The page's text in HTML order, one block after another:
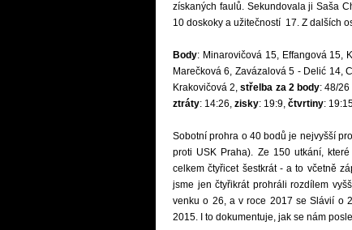
získaných faulů. Sekundovala ji Saša
10 doskoky a užitečností 17. Z dalších
Body: Minarovičová 15, Effangová 15,
Marečková 6, Zavázalová 5 - Delić 14,
Krakovičová 2,střelba za 2 body: 48/26
ztráty: 14:26, zisky: 19:9, čtvrtiny:
Sobotní prohra o 40 bodů je nejvyšší
proti USK Praha). Ze 150 utkání,
celkem čtyřicet šestkrát - a to včetně
jsme jen čtyřikrát prohráli rozdílem
venku o 26, a v roce 2017 se Slávií o
2015. I to dokumentuje, jak se nám